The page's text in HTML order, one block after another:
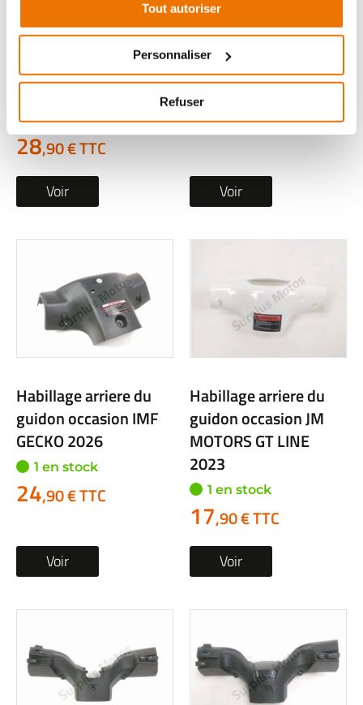
Tout autoriser
Personnaliser
Refuser
Habillage arriere du
YAMAHA MWD 300
1 en stock
28,90 € TTC
Voir
Habillage avant du
guidon occasion
APRILIA SXR 2024
19,90 € TTC
Voir
Habillage arriere du
guidon occasion IMF
GECKO 2026
1 en stock
24,90 € TTC
Voir
Habillage arriere du
guidon occasion JM
MOTORS GT LINE
2023
1 en stock
17,90 € TTC
Voir